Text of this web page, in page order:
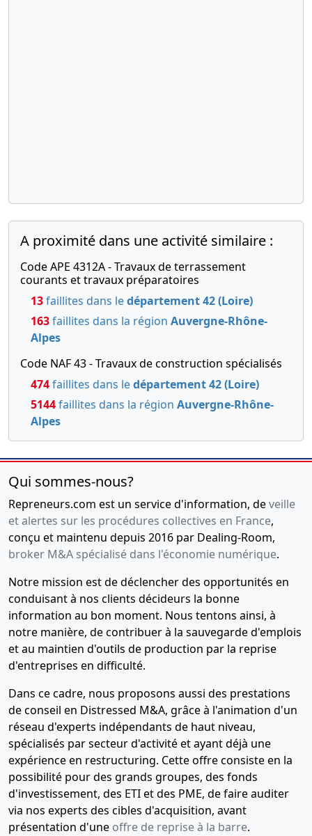
A proximité dans une activité similaire :
Code APE 4312A - Travaux de terrassement
courants et travaux préparatoires
13faillites dans ledépartement 42 (Loire)
163faillites dans la région Auvergne-Rhône-
Alpes
Code NAF 43 - Travaux de construction spécialisés
474faillites dans ledépartement 42 (Loire)
5144faillites dans la région Auvergne-Rhône-
Alpes
Qui sommes-nous?
Repreneurs.com est un service d'information, deveille
et alertes sur les procédures collectives en France,
conçu et maintenu depuis 2016 par Dealing-Room,
broker M&A spécialisé dans l'économie numérique.
Notre mission est de déclencher des opportunités en
conduisant à nos clients décideurs la bonne
information au bon moment. Nous tentons ainsi, à
notre manière, de contribuer à la sauvegarde d'emplois
et au maintien d'outils de production par la reprise
d'entreprises en difficulté.
Dans ce cadre, nous proposons aussi des prestations
de conseil en Distressed M&A, grâce à l'animation d'un
réseau d'experts indépendants de haut niveau,
spécialisés par secteur d'activité et ayant déjà une
expérience en restructuring. Cette offre consiste en la
possibilité pour des grands groupes, des fonds
d'investissement, des ETI et des PME, de faire auditer
via nos experts des cibles d'acquisition, avant
présentation d'une offre de reprise à la barre.